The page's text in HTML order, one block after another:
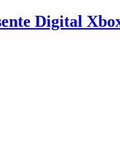
Digital